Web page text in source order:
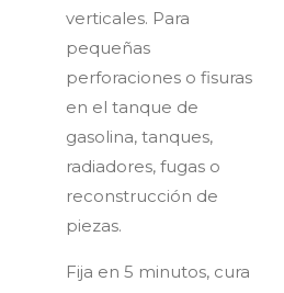
verticales. Para
pequeñas
perforaciones o fisuras
en el tanque de
gasolina, tanques,
radiadores, fugas o
reconstrucción de
piezas.
Fija en 5 minutos, cura